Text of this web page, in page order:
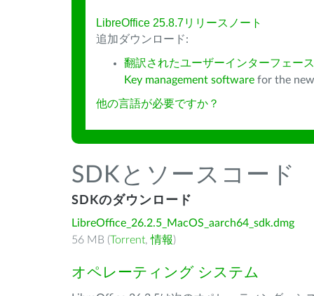
LibreOffice 25.8.7リリースノート
追加ダウンロード:
翻訳されたユーザーインターフェー
Key management software for the
他の言語が必要ですか？
SDKとソースコード
SDKのダウンロード
LibreOffice_26.2.5_MacOS_aarch64_sdk.dmg
56 MB (Torrent,情報)
オペレーティング システム